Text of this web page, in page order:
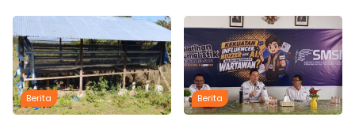
Rambut dengan Tarif Rp15
Ribu per Kepala
Infrastruktur
Berita Berita